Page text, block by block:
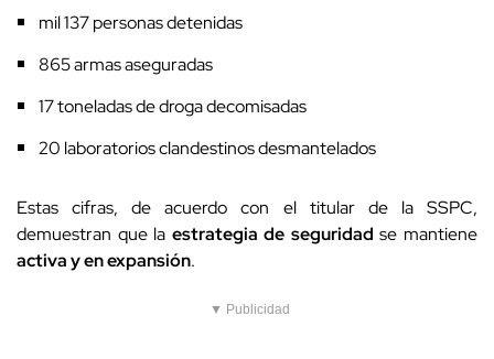
mil 137 personas detenidas
865 armas aseguradas
17 toneladas de droga decomisadas
20 laboratorios clandestinos desmantelados
Estas cifras, de acuerdo con el titular de la SSPC,
demuestran que la estrategia de seguridad se mantiene
activa y en expansión.
▼ Publicidad